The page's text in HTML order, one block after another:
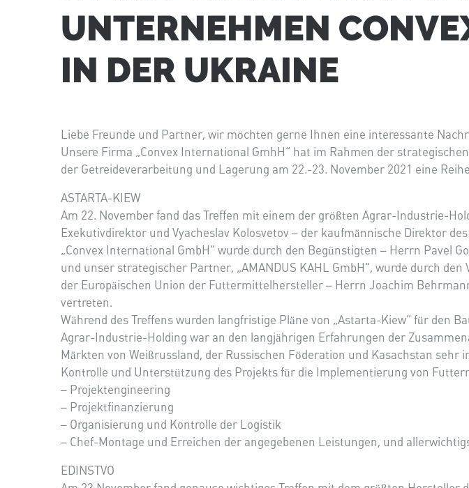
UNTERNEHMEN
IN DER UKRAINE
Liebe Freunde und Partner, wir möchten gerne Ihnen eine interessante
Unsere Firma „Convex International GmhH“ hat im Rahmen der
der Getreideverarbeitung und Lagerung am 22.-23. November 2021 eine
ASTARTA-KIEW
Am 22. November fand das Treffen mit einem der größten Agrar-Industrie-
Exekutivdirektor und Vyacheslav Kolosvetov – der kaufmännische Direktor
„Convex International GmbH“ wurde durch den Begünstigten – Herrn Pavel
und unser strategischer Partner, „AMANDUS KAHL GmbH“, wurde durch
der Europäischen Union der Futtermittelhersteller – Herrn Joachim
vertreten.
Während des Treffens wurden langfristige Pläne von „Astarta-Kiew“ für den
Agrar-Industrie-Holding war an den langjährigen Erfahrungen der
Märkten von Weißrussland, der Russischen Föderation und Kasachstan
Kontrolle und Unterstützung des Projekts für die Implementierung von
– Projektengineering
– Projektfinanzierung
– Organisierung und Kontrolle der Logistik
– Chef-Montage und Erreichen der angegebenen Leistungen, und
EDINSTVO